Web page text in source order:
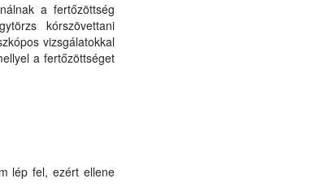
a fertőzöttség
kórszövettani
vizsgálatokkal
a fertőzöttséget
lép fel, ezért ellene